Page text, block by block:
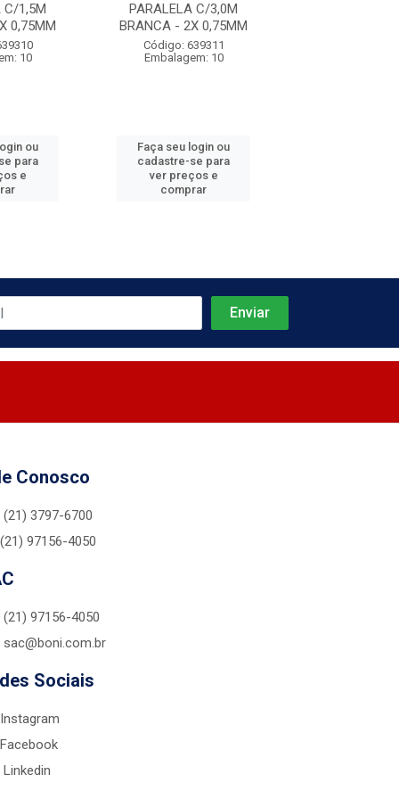
C/1,5M
0,75MM
10
ou
para
e
PARALELA C/3,0M
BRANCA - 2X 0,75MM
Código: 639311
Embalagem: 10
Faça seu login ou
cadastre-se para
ver preços e
comprar
Conosco
(21) 3797-6700
(21) 97156-4050
(21) 97156-4050
sac@boni.com.br
Sociais
Instagram
Facebook
Linkedin